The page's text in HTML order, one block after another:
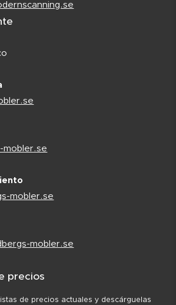
mobler.se
mobler.se
mobler.se
precios
de precios actuales y descárguelas